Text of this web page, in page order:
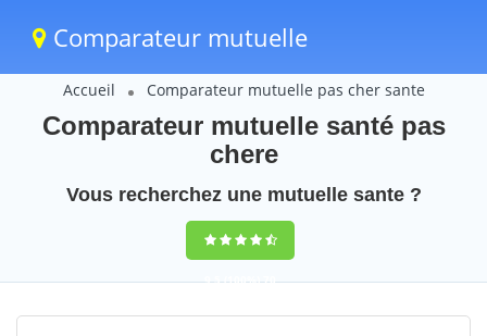
Comparateur mutuelle
Accueil Comparateur mutuelle pas cher sante
Comparateur mutuelle santé pas
chere
Vous recherchez une mutuelle sante ?
9,5(100%)70
votes